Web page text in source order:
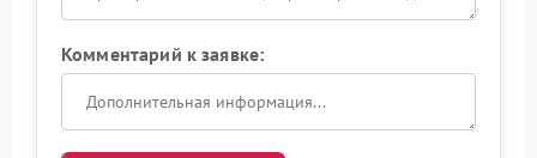
Комментарий к заявке: